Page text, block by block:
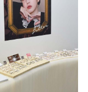
・経理